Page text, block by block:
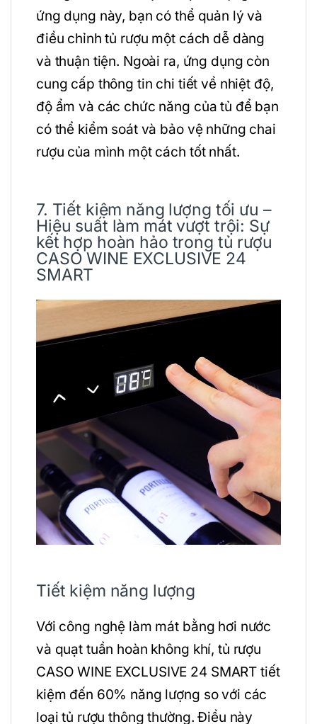
ứng dụng này, bạn có thể quản lý và
điều chỉnh tủ rượu một cách dễ dàng
và thuận tiện. Ngoài ra, ứng dụng còn
cung cấp thông tin chi tiết về nhiệt độ,
độ ẩm và các chức năng của tủ để bạn
có thể kiểm soát và bảo vệ những chai
rượu của mình một cách tốt nhất.
7. Tiết kiệm năng lượng tối ưu –
Hiệu suất làm mát vượt trội: Sự
kết hợp hoàn hảo trong tủ rượu
CASO WINE EXCLUSIVE 24
SMART
Tiết kiệm năng lượng
Với công nghệ làm mát bằng hơi nước
và quạt tuần hoàn không khí, tủ rượu
CASO WINE EXCLUSIVE 24 SMART tiết
kiệm đến 60% năng lượng so với các
loại tủ rượu thông thường. Điều này